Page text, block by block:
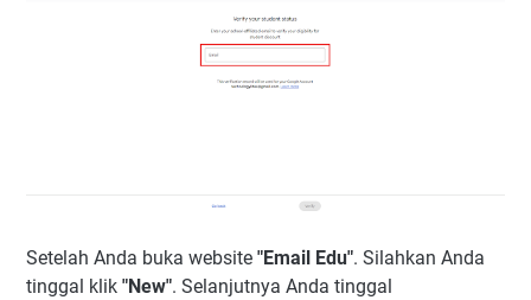
Setelah Anda buka website "Email Edu". Silahkan Anda
tinggal klik "New". Selanjutnya Anda tinggal